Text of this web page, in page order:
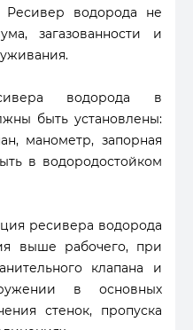
Ресивер водорода не
загазованности и
водорода в
быть установлены:
манометр, запорная
в водородостойком
ресивера водорода
выше рабочего, при
клапана и
в основных
стенок, пропуска